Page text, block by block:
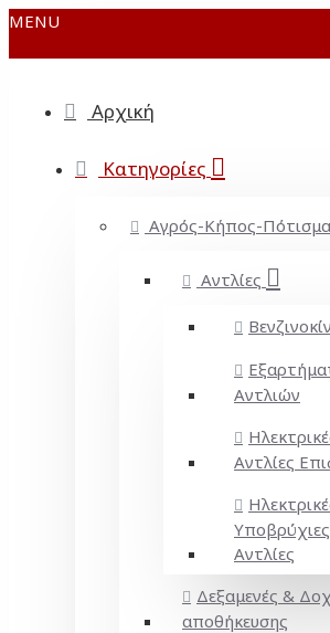
MENU
Αρχική
Κατηγορίες
Αγρός-Κήπος-Πότισμα
Αντλίες
Αντλιών
Αντλίες
Υποβρύχιες
Αντλίες
Δεξαμενές &
αποθήκευσης